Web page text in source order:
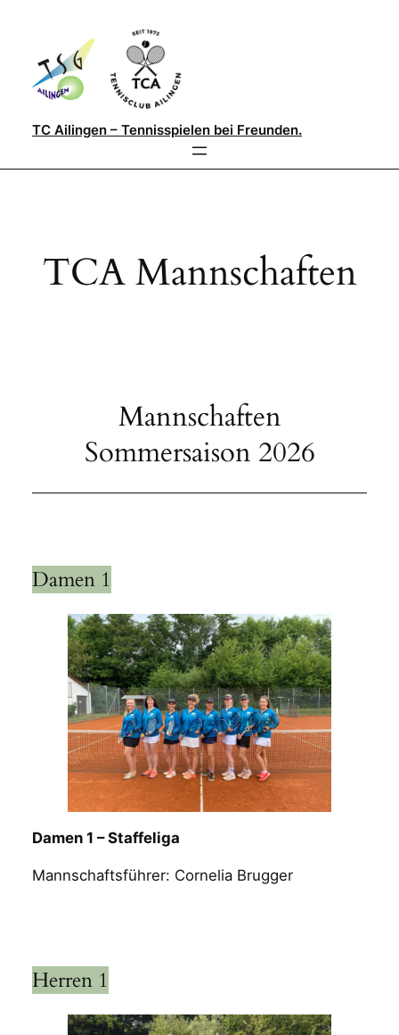
wechseln
TC Ailingen – Tennisspielen bei Freunden.
TCA Mannschaften
Mannschaften
Sommersaison 2026
Damen 1
Damen 1 – Staffeliga
Mannschaftsführer: Cornelia Brugger
Herren 1